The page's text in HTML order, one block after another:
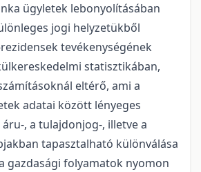
ügyletek lebonyolításában
jogi helyzetükből
tevékenységének
statisztikában,
eltérő, ami a
adatai között lényeges
, a tulajdonjog-, illetve a
tapasztalható különválása
gazdasági folyamatok nyomon